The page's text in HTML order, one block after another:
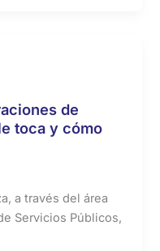
de
toca y cómo
a través del área
Servicios Públicos,